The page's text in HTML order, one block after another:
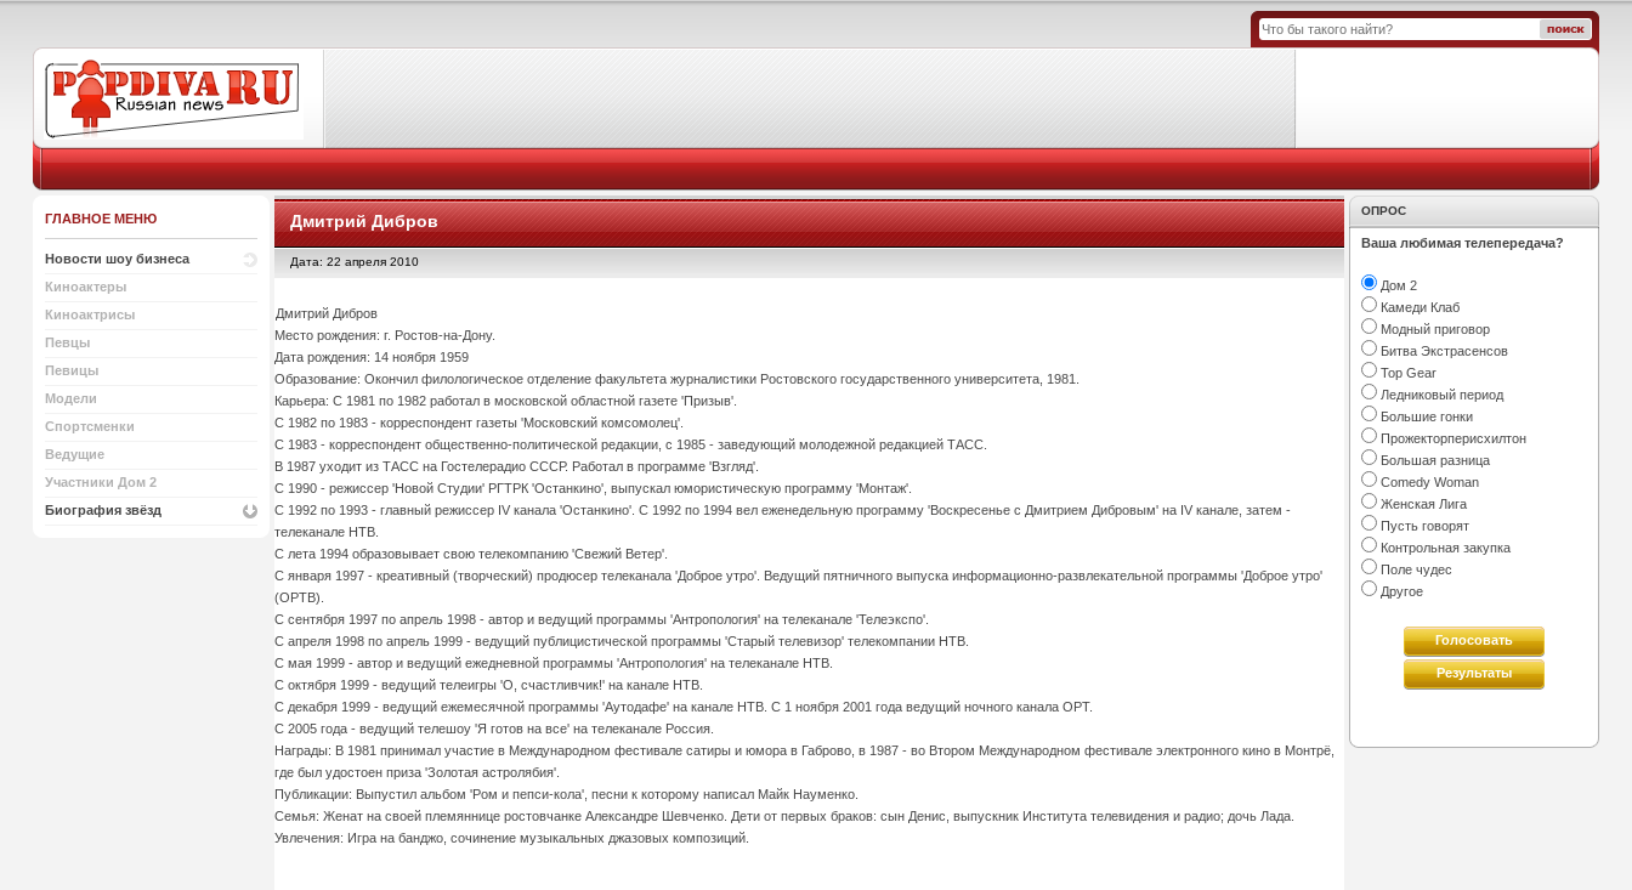
ГЛАВНОЕ МЕНЮ
Новости шоу бизнеса
Киноактеры
Киноактрисы
Певцы
Певицы
Модели
Спортсменки
Ведущие
Участники Дом 2
Биография звёзд
Дмитрий Дибров
Дата: 22 апреля 2010
Дмитрий Дибров
Место рождения: г. Ростов-на-Дону.
Дата рождения: 14 ноября 1959
Образование: Окончил филологическое отделение факультета журналистики Ростовского государственного университета, 1981.
Карьера: С 1981 по 1982 работал в московской областной газете 'Призыв'.
С 1982 по 1983 - корреспондент газеты 'Московский комсомолец'.
С 1983 - корреспондент общественно-политической редакции, с 1985 - заведующий молодежной редакцией ТАСС.
В 1987 уходит из ТАСС на Гостелерадио СССР. Работал в программе 'Взгляд'.
С 1990 - режиссер 'Новой Студии' РГТРК 'Останкино', выпускал юмористическую программу 'Монтаж'.
С 1992 по 1993 - главный режиссер IV канала 'Останкино'. С 1992 по 1994 вел еженедельную программу 'Воскресенье с Дмитрием Дибровым' на IV канале, затем -
телеканале НТВ.
С лета 1994 образовывает свою телекомпанию 'Свежий Ветер'.
С января 1997 - креативный (творческий) продюсер телеканала 'Доброе утро'. Ведущий пятничного выпуска информационно-развлекательной программы 'Доброе утро'
(ОРТВ).
С сентября 1997 по апрель 1998 - автор и ведущий программы 'Антропология' на телеканале 'Телеэкспо'.
С апреля 1998 по апрель 1999 - ведущий публицистической программы 'Старый телевизор' телекомпании НТВ.
С мая 1999 - автор и ведущий ежедневной программы 'Антропология' на телеканале НТВ.
С октября 1999 - ведущий телеигры 'О, счастливчик!' на канале НТВ.
С декабря 1999 - ведущий ежемесячной программы 'Аутодафе' на канале НТВ. С 1 ноября 2001 года ведущий ночного канала ОРТ.
С 2005 года - ведущий телешоу 'Я готов на все' на телеканале Россия.
Награды: В 1981 принимал участие в Международном фестивале сатиры и юмора в Габрово, в 1987 - во Втором Международном фестивале электронного кино в Монтрё,
где был удостоен приза 'Золотая астролябия'.
Публикации: Выпустил альбом 'Ром и пепси-кола', песни к которому написал Майк Науменко.
Семья: Женат на своей племяннице ростовчанке Александре Шевченко. Дети от первых браков: сын Денис, выпускник Института телевидения и радио; дочь Лада.
Увлечения: Игра на банджо, сочинение музыкальных джазовых композиций.
ОПРОС
Ваша любимая телепередача?
Дом 2
Камеди Клаб
Модный приговор
Битва Экстрасенсов
Top Gear
Ледниковый период
Большие гонки
Прожекторперисхилтон
Большая разница
Comedy Woman
Женская Лига
Пусть говорят
Контрольная закупка
Поле чудес
Другое
Голосовать
Результаты